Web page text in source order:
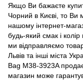
Якщо Ви бажаєте
Чорний в Києві, то
нашому інтернет-
будь-який смак і
ми відправляємо
Львів та інші міста
Bag M38-3923A
магазин може